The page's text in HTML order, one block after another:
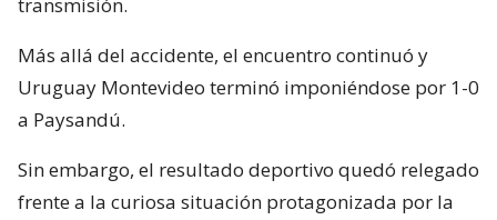
transmisión.
Más allá del accidente, el encuentro continuó y
Uruguay Montevideo terminó imponiéndose por 1-0
a Paysandú.
Sin embargo, el resultado deportivo quedó relegado
frente a la curiosa situación protagonizada por la